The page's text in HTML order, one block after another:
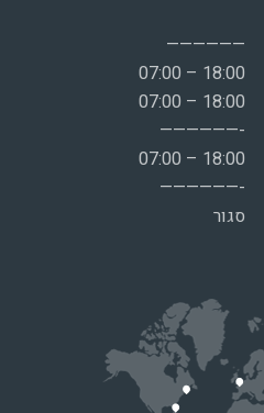
——————
07:00 – 18:00
07:00 – 18:00
——————-
07:00 – 18:00
——————-
סגור